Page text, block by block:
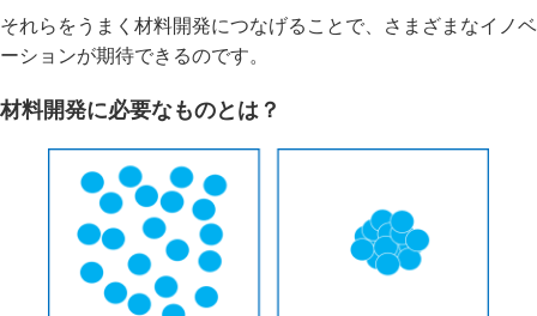
それらをうまく材料開発につなげることで、さまざまなイノベ
ーションが期待できるのです。
材料開発に必要なものとは？